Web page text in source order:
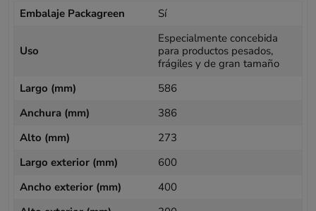
Embalaje Packagreen Sí
Uso
Especialmente concebida
para productos pesados,
frágiles y de gran tamaño
Largo (mm)
586
Anchura (mm)
386
Alto (mm)
273
Largo exterior (mm)
600
Ancho exterior (mm)
400